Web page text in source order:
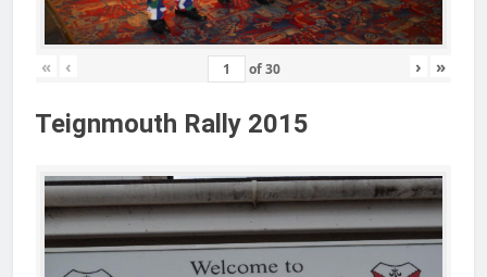
« ‹ of30 › »
Teignmouth Rally 2015